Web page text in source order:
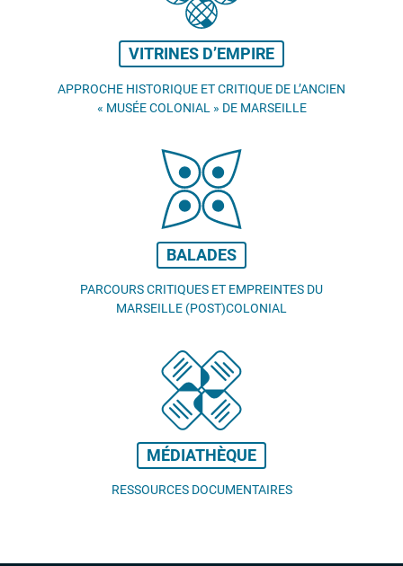
VITRINES D’EMPIRE
APPROCHE HISTORIQUE ET CRITIQUE DE L’ANCIEN
« MUSÉE COLONIAL » DE MARSEILLE
BALADES
PARCOURS CRITIQUES ET EMPREINTES DU
MARSEILLE (POST)COLONIAL
MÉDIATHÈQUE
RESSOURCES DOCUMENTAIRES